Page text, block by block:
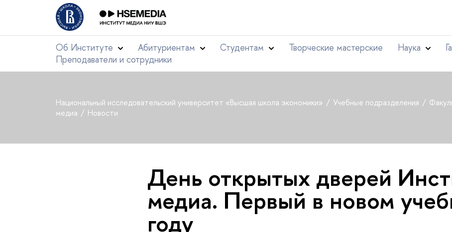
Об Институте Абитуриентам Студентам Творческие мастерские Наука
Преподаватели и сотрудники
Национальный исследовательский университет «Высшая школа экономики» Учебные подразделения
медиа
Новости
День открытых дверей
медиа. Первый в новом
году